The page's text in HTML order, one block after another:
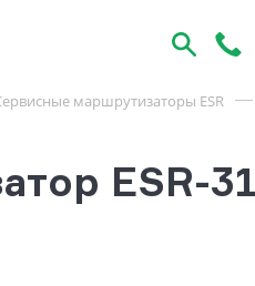
маршрутизаторы ESR
ESR-